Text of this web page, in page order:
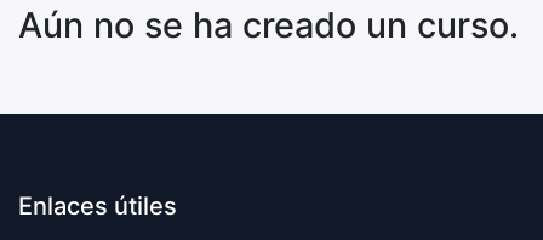
Aún no se ha creado un curso.
Enlaces útiles